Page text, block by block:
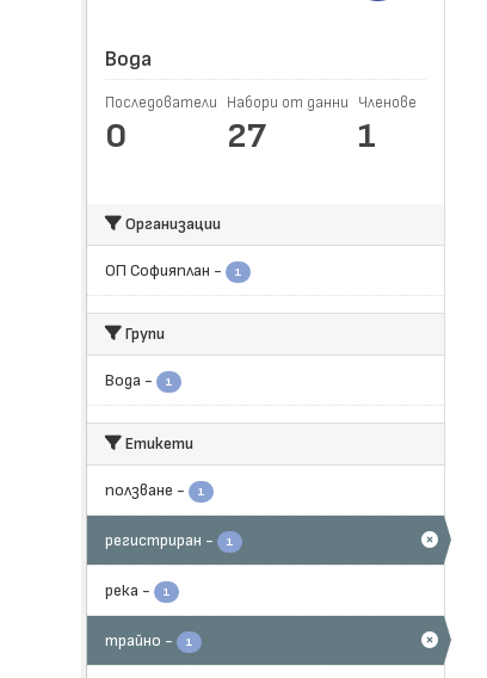
Вода
Последователи
0
Набори от данни
27
Членове
1
Организации
ОП Софияплан - 1
Групи
Вода - 1
Етикети
ползване - 1
регистриран - 1
река - 1
трайно - 1